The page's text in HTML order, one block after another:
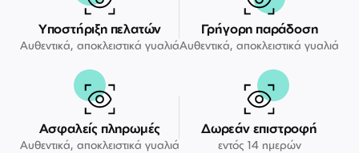
Υποστήριξη πελατών
Αυθεντικά, αποκλειστικά γυαλιά
Γρήγορη παράδοση
Αυθεντικά, αποκλειστικά γυαλιά
Ασφαλείς πληρωμές
Αυθεντικά, αποκλειστικά γυαλιά
Δωρεάν επιστροφή
εντός 14 ημερών